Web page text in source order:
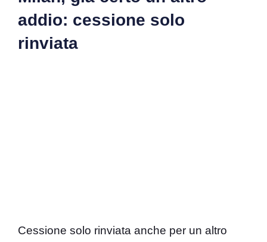
addio: cessione solo
rinviata
Cessione solo rinviata anche per un altro